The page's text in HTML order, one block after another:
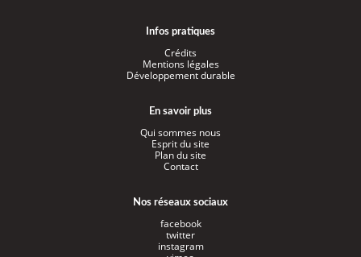
Infos pratiques
Crédits
Mentions légales
Développement durable
En savoir plus
Qui sommes nous
Esprit du site
Plan du site
Contact
Nos réseaux sociaux
facebook
twitter
instagram